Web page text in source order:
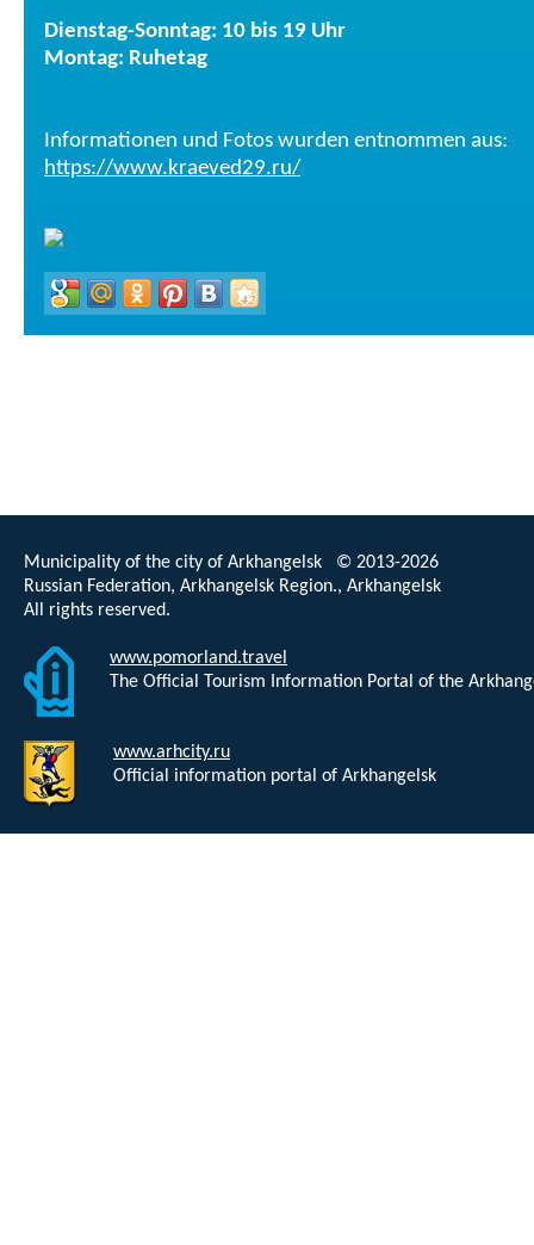
Dienstag-Sonntag: 10 bis 19 Uhr
Montag: Ruhetag
Informationen und Fotos wurden entnommen aus:
https://www.kraeved29.ru/
Municipality of the city of Arkhangelsk © 2013-2026
Russian Federation, Arkhangelsk Region., Arkhangelsk
All rights reserved.
www.pomorland.travel
The Official Tourism Information Portal of the
www.arhcity.ru
Official information portal of Arkhangelsk